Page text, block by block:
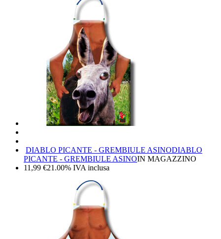
DIABLO PICANTE - GREMBIULE ASINODIABLO
PICANTE - GREMBIULE ASINOIN MAGAZZINO
11,99 €21.00% IVA inclusa